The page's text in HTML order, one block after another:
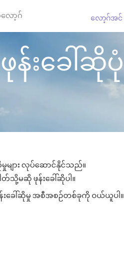
ော့ဂ် လော့ဂ်အင်
းခေါ်ဆိုပုံ
များ လုပ်ဆောင်နိုင်သည်။
သို့မဆို ဖုန်းခေါ်ဆိုပါ။
းခေါ်ဆိုမှု အစီအစဉ်တစ်ခုကို ဝယ်ယူပါ။